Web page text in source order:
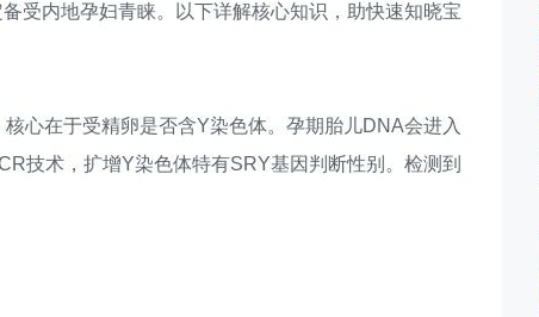
内地孕妇青睐。以下详解核心知识，助快速知晓宝
在于受精卵是否含Y染色体。孕期胎儿DNA会进入
技术，扩增Y染色体特有SRY基因判断性别。检测到